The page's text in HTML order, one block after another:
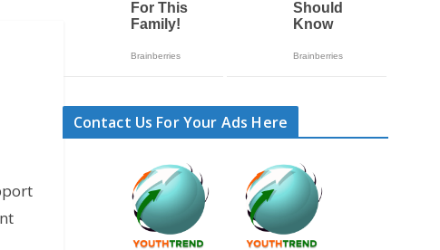
Contact Us For Your Ads Here